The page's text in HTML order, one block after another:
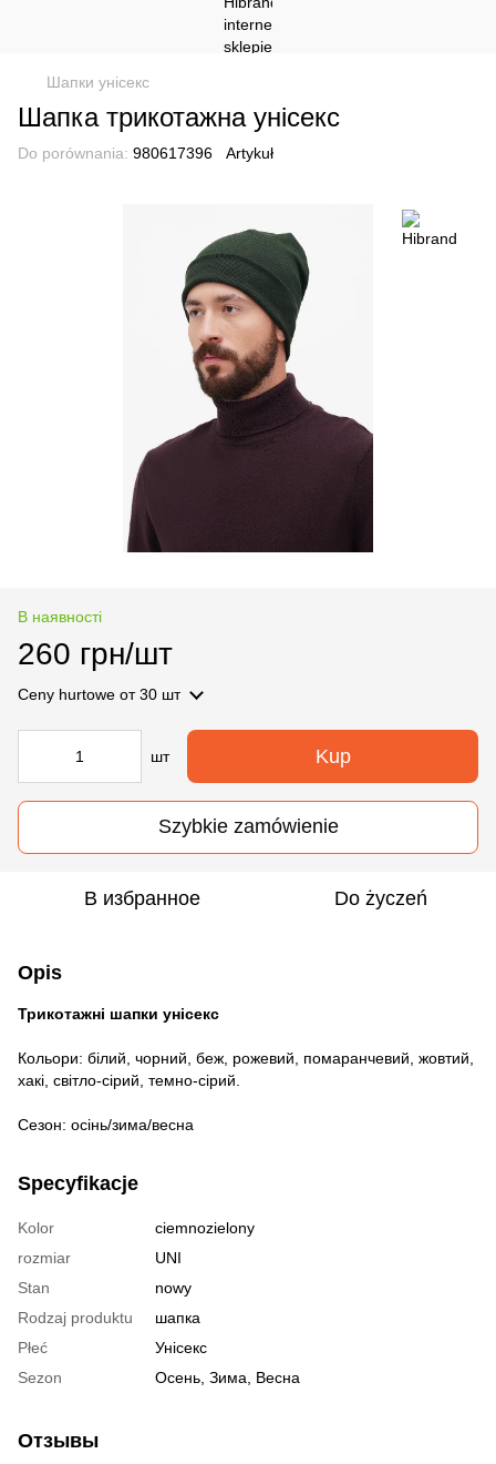
Шапки унісекс
Шапка трикотажна унісекс
Do porównania: 980617396 Artykuł
В наявності
260 грн/шт
Ceny hurtowe от 30 шт
шт Kup
Szybkie zamówienie
В избранное Do życzeń
Opis
Трикотажні шапки унісекс
Кольори: білий, чорний, беж, рожевий, помаранчевий, жовтий,
хакі, світло-сірий, темно-сірий.
Сезон: осінь/зима/весна
Specyfikacje
Kolor
ciemnozielony
rozmiar
UNI
Stan
nowy
Rodzaj produktu
шапка
Płeć
Унісекс
Sezon
Осень, Зима, Весна
Отзывы